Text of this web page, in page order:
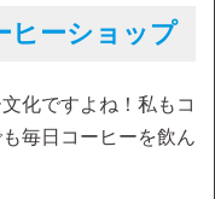
ヒーショップ
化ですよね！私もコ
毎日コーヒーを飲ん